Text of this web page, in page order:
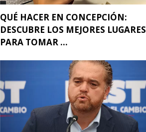
QUÉ HACER EN CONCEPCIÓN:
DESCUBRE LOS MEJORES LUGARES
PARA TOMAR ...